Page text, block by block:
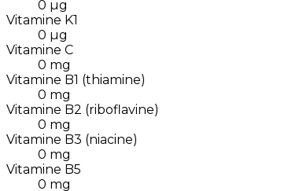
0 µg
Vitamine K1
0 µg
Vitamine C
0 mg
Vitamine B1 (thiamine)
0 mg
Vitamine B2 (riboflavine)
0 mg
Vitamine B3 (niacine)
0 mg
Vitamine B5
0 mg